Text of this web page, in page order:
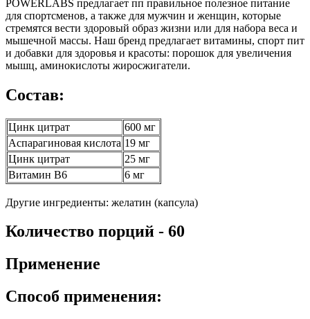
POWERLABS предлагает пп правильное полезное питание
для спортсменов, а также для мужчин и женщин, которые
стремятся вести здоровый образ жизни или для набора веса и
мышечной массы. Наш бренд предлагает витамины, спорт пит
и добавки для здоровья и красоты: порошок для увеличения
мышц, аминокислоты жиросжигатели.
Состав:
Цинк цитрат
600 мг
Аспарагиновая кислота 19 мг
Цинк цитрат
25 мг
Витамин B6
6 мг
Другие ингредиенты: желатин (капсула)
Количество порций - 60
Применение
Способ применения: